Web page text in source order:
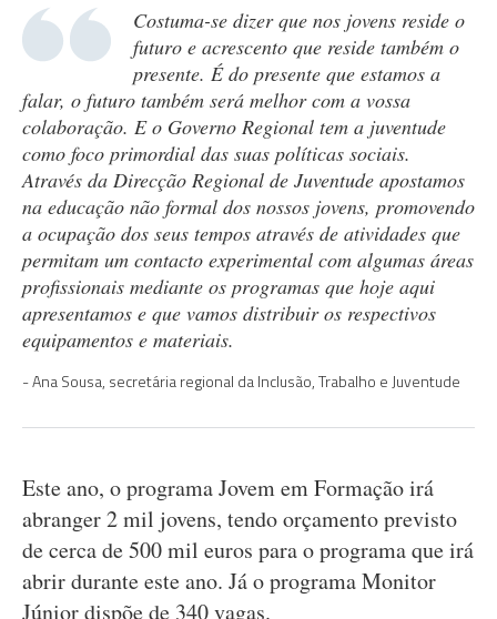
Costuma-se dizer que nos jovens reside o
futuro e acrescento que reside também o
presente. É do presente que estamos a
falar, o futuro também será melhor com a vossa
colaboração. E o Governo Regional tem a juventude
como foco primordial das suas políticas sociais.
Através da Direcção Regional de Juventude apostamos
na educação não formal dos nossos jovens, promovendo
a ocupação dos seus tempos através de atividades que
permitam um contacto experimental com algumas áreas
profissionais mediante os programas que hoje aqui
apresentamos e que vamos distribuir os respectivos
equipamentos e materiais.
Ana Sousa, secretária regional da Inclusão, Trabalho e Juventude
Este ano, o programa Jovem em Formação irá
abranger 2 mil jovens, tendo orçamento previsto
de cerca de 500 mil euros para o programa que irá
abrir durante este ano. Já o programa Monitor
Júnior dispõe de 340 vagas.